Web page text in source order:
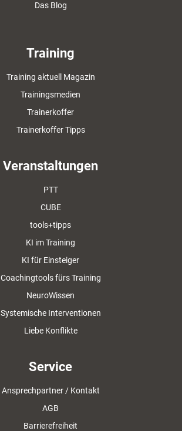
Das Blog
Training
Training aktuell Magazin
Trainingsmedien
Trainerkoffer
Trainerkoffer Tipps
Veranstaltungen
PTT
CUBE
tools+tipps
KI im Training
KI für Einsteiger
Coachingtools fürs Training
NeuroWissen
Systemische Interventionen
Liebe Konflikte
Service
Ansprechpartner / Kontakt
AGB
Barrierefreiheit